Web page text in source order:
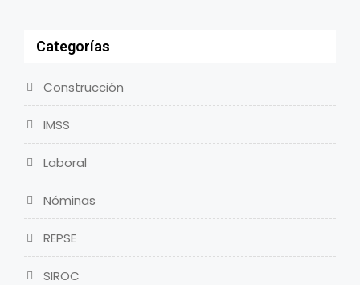
Categorías
Construcción
IMSS
Laboral
Nóminas
REPSE
SIROC